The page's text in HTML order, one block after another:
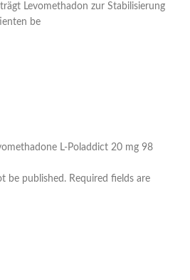
Levomethadon zur Stabilisierung
be
L-Poladdict 20 mg 98
be published. Required fields are